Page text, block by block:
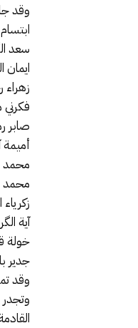
وقد
سعد
ايمان
صابر
محمد
محمد
زكرياء
آية
خولة
جدير
وقد